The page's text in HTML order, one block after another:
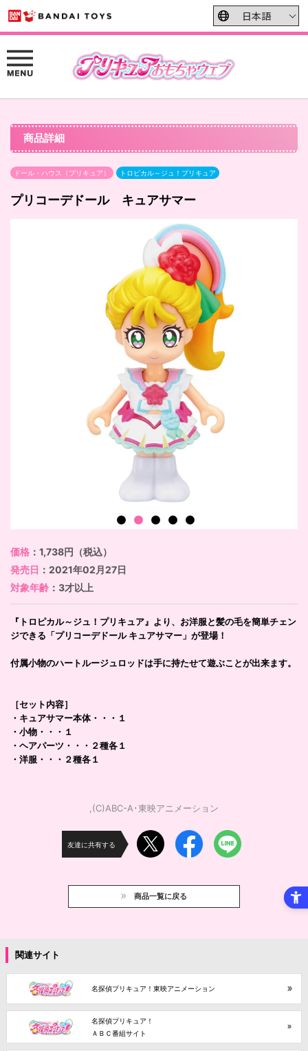
商品詳細
ドール・ハウス（プリキュア） トロピカル～ジュ！プリキュア
プリコーデドール キュアサマー
価格 ：1,738円（税込）
発売日 ：2021年02月27日
対象年齢 ：3才以上
『トロピカル～ジュ！プリキュア』より、お洋服と髪の毛を簡単チェン
ジできる「プリコーデドール キュアサマー」が登場！
付属小物のハートルージュロッドは手に持たせて遊ぶことが出来ます。
［セット内容］
・キュアサマー本体・・・１
・小物・・・１
・ヘアパーツ・・・２種各１
・洋服・・・２種各１
,(C)ABC-A･東映アニメーション
友達に共有する
商品一覧に戻る
関連サイト
名探偵プリキュア！東映アニメーション
名探偵プリキュア！
ＡＢＣ番組サイト